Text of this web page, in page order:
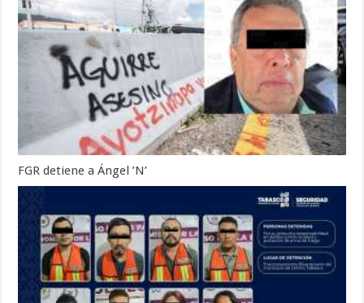
FGR detiene a Ángel ’N’